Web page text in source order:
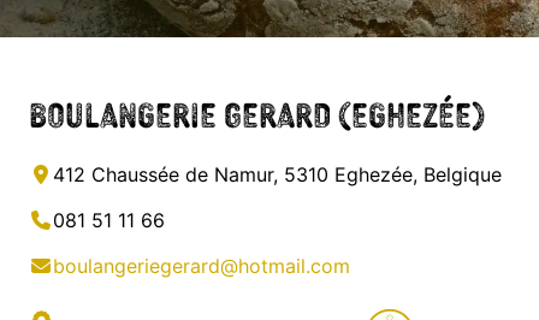
Boulangerie Gerard (Eghezée)
412 Chaussée de Namur, 5310 Eghezée, Belgique
081 51 11 66
boulangeriegerard@hotmail.com